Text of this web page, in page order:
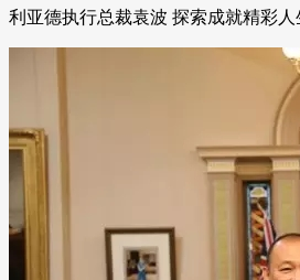
利亚德执行总裁袁波 探索成就精彩人